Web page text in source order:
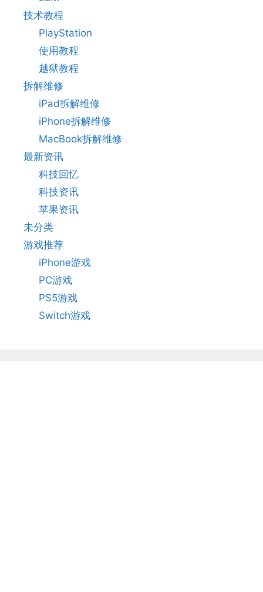
技术教程
PlayStation
使用教程
越狱教程
拆解维修
iPad拆解维修
iPhone拆解维修
MacBook拆解维修
最新资讯
科技回忆
科技资讯
苹果资讯
未分类
游戏推荐
iPhone游戏
PC游戏
PS5游戏
Switch游戏